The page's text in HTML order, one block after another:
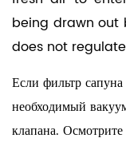
being drawn out
does not
Если фильтр
необходимый
клапана.